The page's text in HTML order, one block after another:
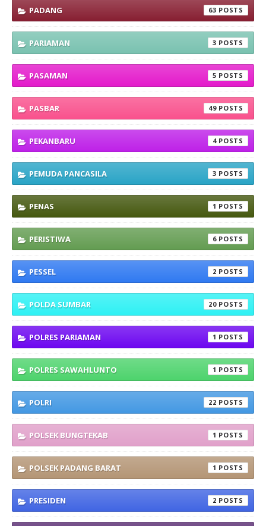
PADANG 63
PARIAMAN 3
PASAMAN 5
PASBAR 49
PEKANBARU 4
PEMUDA PANCASILA 3
PENAS 1
PERISTIWA 6
PESSEL 2
POLDA SUMBAR 20
POLRES PARIAMAN 1
POLRES SAWAHLUNTO 1
POLRI 22
POLSEK BUNGTEKAB 1
POLSEK PADANG BARAT 1
PRESIDEN 2